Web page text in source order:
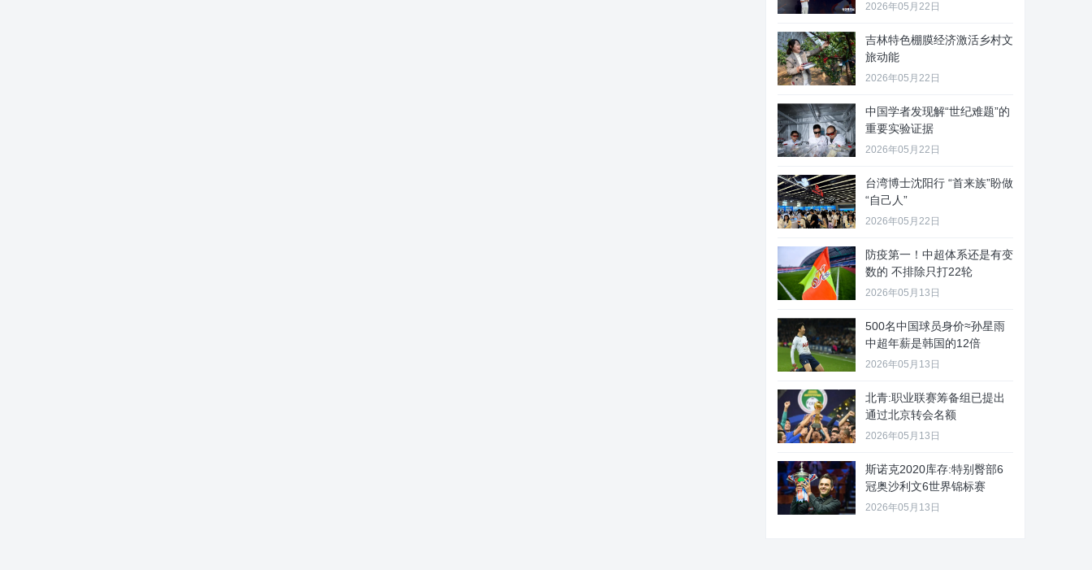
2026年05月22日
吉林特色棚膜经济激活乡村文
旅动能
2026年05月22日
中国学者发现解“世纪难题”的
重要实验证据
2026年05月22日
台湾博士沈阳行 “首来族”盼做
“自己人”
2026年05月22日
防疫第一！中超体系还是有变
数的 不排除只打22轮
2026年05月13日
500名中国球员身价≈孙星雨
中超年薪是韩国的12倍
2026年05月13日
北青:职业联赛筹备组已提出
通过北京转会名额
2026年05月13日
斯诺克2020库存:特别臀部6
冠奥沙利文6世界锦标赛
2026年05月13日